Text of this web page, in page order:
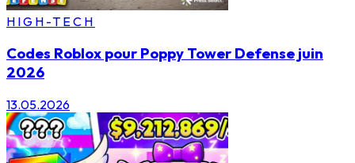
HIGH-TECH
Codes Roblox pour Poppy Tower Defense juin
2026
13.05.2026